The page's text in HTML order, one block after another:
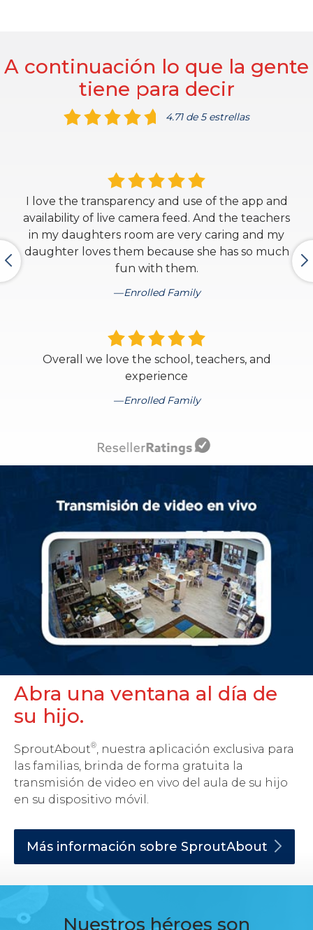
A continuación lo que la gente
tiene para decir
4.71 de 5 estrellas
I love the transparency and use of the app and
availability of live camera feed. And the teachers
in my daughters room are very caring and my
daughter loves them because she has so much
fun with them.
Enrolled Family
Overall we love the school, teachers, and
experience
Enrolled Family
Abra una ventana al día de
su hijo.
SproutAbout®
, nuestra aplicación exclusiva para
las familias, brinda de forma gratuita la
transmisión de video en vivo del aula de su hijo
en su dispositivo móvil.
Más información sobre SproutAbout
Nuestros héroes son